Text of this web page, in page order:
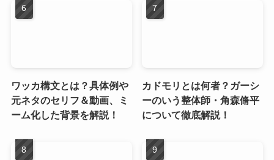
ワッカ構文とは？具体例や
元ネタのセリフ＆動画、ミ
ーム化した背景を解説！
カドモリとは何者？ガーシ
ーのいう整体師・角森脩平
について徹底解説！